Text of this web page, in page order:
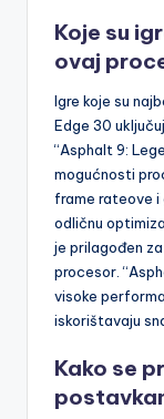
Koje su
ovaj
Igre koje su
Edge 30
“Asphalt 9:
mogućnosti
frame rateove i
odličnu
je prilagođen
procesor.
visoke
iskorištavaju
Kako se